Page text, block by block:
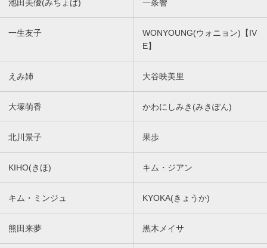
池田美優(みちょぱ) 一条響
一生友子
WONYOUNG(ウォニョン)【IV
E】
えみ姉 大谷映美里
大塚萌香 かわにしみき(みきぽん)
北川景子 果歩
KIHO(きほ) キム・ジアン
キム・ミンジュ KYOKA(きょうか)
熊田来夢 黒木メイサ